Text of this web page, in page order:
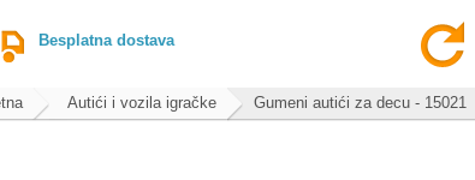
Besplatna dostava
Autići i vozila igračke Gumeni autići za decu - 15021